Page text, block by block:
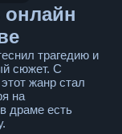
трагедию и
сюжет. С
жанр стал
на
драме есть